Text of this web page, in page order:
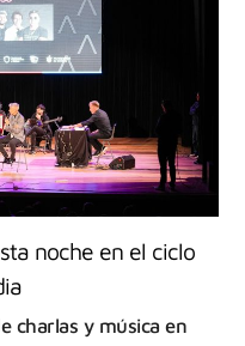
noche en el ciclo
charlas y música en